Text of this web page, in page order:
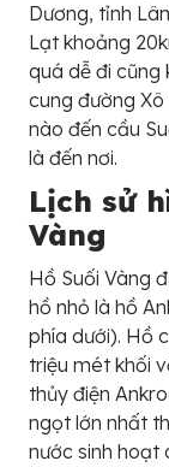
Dương, tỉnh
Lạt khoảng
quá dễ đi cũng
cung đường Xô
nào đến cầu
là đến nơi.
Lịch sử
Vàng
Hồ Suối Vàng
hồ nhỏ là hồ
phía dưới). Hồ
triệu mét khối
thủy điện
ngọt lớn nhất
nước sinh hoạt